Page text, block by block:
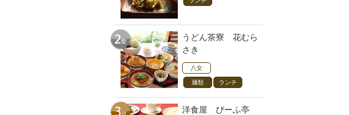
うどん茶寮 花むら
さき
八女
麺類 ランチ
洋食屋 びーふ亭